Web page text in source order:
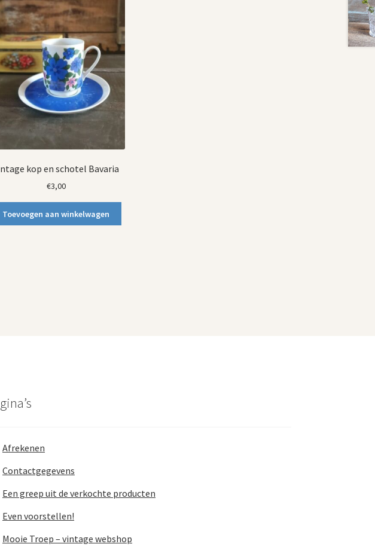
kop en schotel Bavaria
€3,00
Toevoegen aan winkelwagen
Afrekenen
Contactgegevens
Een greep uit de verkochte producten
Even voorstellen!
Mooie Troep – vintage webshop